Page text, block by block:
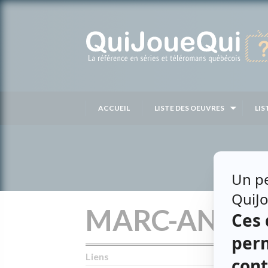
ACCUEIL LISTE DES OEUVRES
MARC-
Liens